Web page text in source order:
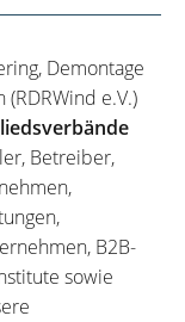
Demontage
e.V.)
Betreiber,
B2B-
sowie